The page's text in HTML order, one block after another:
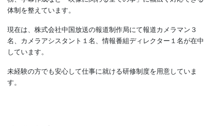
体制を整えています。
現在は、株式会社中国放送の報道制作局にて報道カメラマン３
名、カメラアシスタント１名、情報番組ディレクター１名が在中
しています。
未経験の方でも安心して仕事に就ける研修制度を用意していま
す。